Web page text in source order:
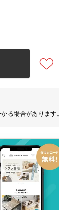
る場合があります。